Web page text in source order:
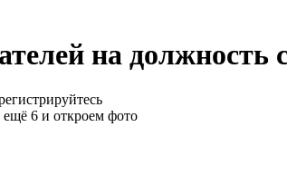
на должность
6 и откроем фото